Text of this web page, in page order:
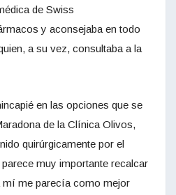
de Swiss
y aconsejaba en todo
a su vez, consultaba a la
en las opciones que se
de la Clínica Olivos,
quirúrgicamente por el
muy importante recalcar
mí me parecía como mejor